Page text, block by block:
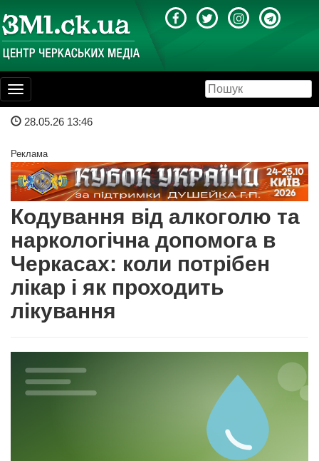
Toggle
navigation
28.05.26 13:46
Реклама
Кодування від алкоголю та
наркологічна допомога в
Черкасах: коли потрібен
лікар і як проходить
лікування